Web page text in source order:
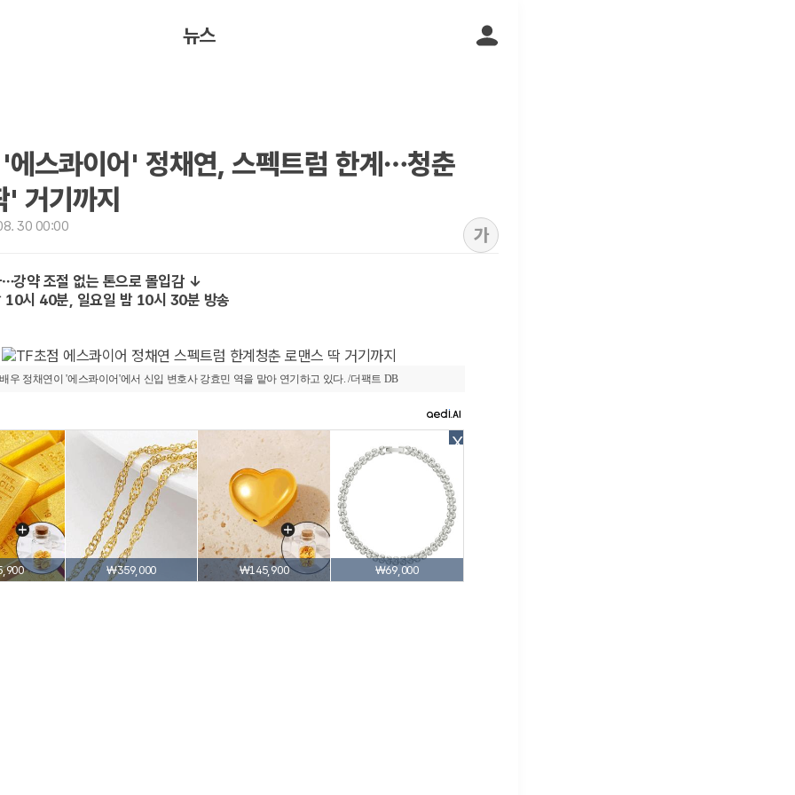
뉴스
스콰이어' 정채연, 스펙트럼 한계…청춘
거기까지
30 00:00 가
…강약 조절 없는 톤으로 몰입감 ↓
10시 40분, 일요일 밤 10시 30분 방송
배우 정채연이 '에스콰이어'에서 신입 변호사 강효민 역을 맡아 연기하고 있다. /더팩트 DB
X
₩359,000 ₩145,900 ₩69,000